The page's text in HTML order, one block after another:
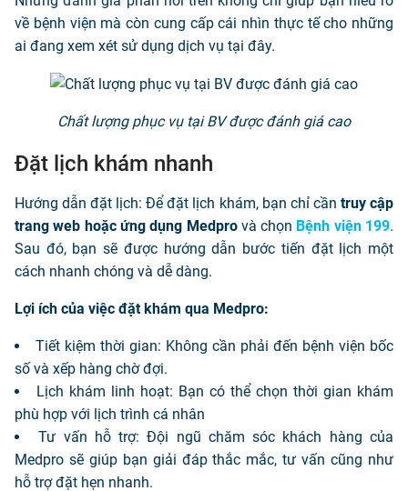
về bệnh viện mà còn cung cấp cái nhìn thực tế cho những
ai đang xem xét sử dụng dịch vụ tại đây.
Chất lượng phục vụ tại BV được đánh giá cao
Đặt lịch khám nhanh
Hướng dẫn đặt lịch: Để đặt lịch khám, bạn chỉ cần truy cập
trang web hoặc ứng dụng Medprovà chọn Bệnh viện 199.
Sau đó, bạn sẽ được hướng dẫn bước tiến đặt lịch một
cách nhanh chóng và dễ dàng.
Lợi ích của việc đặt khám qua Medpro:
Tiết kiệm thời gian: Không cần phải đến bệnh viện bốc
số và xếp hàng chờ đợi.
Lịch khám linh hoạt: Bạn có thể chọn thời gian khám
phù hợp với lịch trình cá nhân
Tư vấn hỗ trợ: Đội ngũ chăm sóc khách hàng của
Medpro sẽ giúp bạn giải đáp thắc mắc, tư vấn cũng như
hỗ trợ đặt hẹn nhanh.